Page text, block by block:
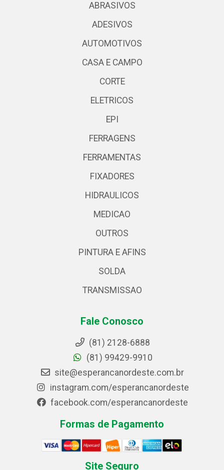
ABRASIVOS
ADESIVOS
AUTOMOTIVOS
CASA E CAMPO
CORTE
ELETRICOS
EPI
FERRAGENS
FERRAMENTAS
FIXADORES
HIDRAULICOS
MEDICAO
OUTROS
PINTURA E AFINS
SOLDA
TRANSMISSAO
Fale Conosco
(81) 2128-6888
(81) 99429-9910
site@esperancanordeste.com.br
instagram.com/esperancanordeste
facebook.com/esperancanordeste
Formas de Pagamento
Site Seguro